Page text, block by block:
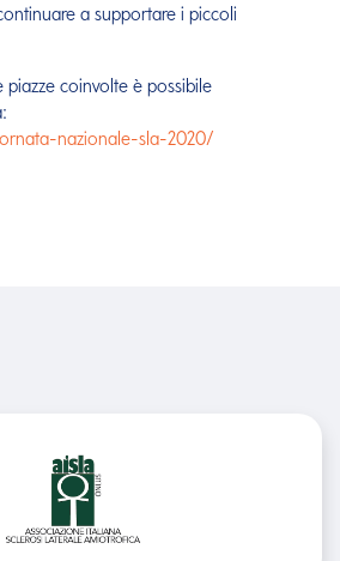
a supportare i piccoli
piazze coinvolte è possibile
nazionale-sla-2020/